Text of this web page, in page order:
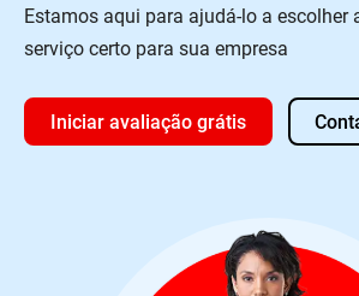
Estamos aqui para ajudá-lo a escolher
serviço certo para sua empresa
Iniciar avaliação grátis